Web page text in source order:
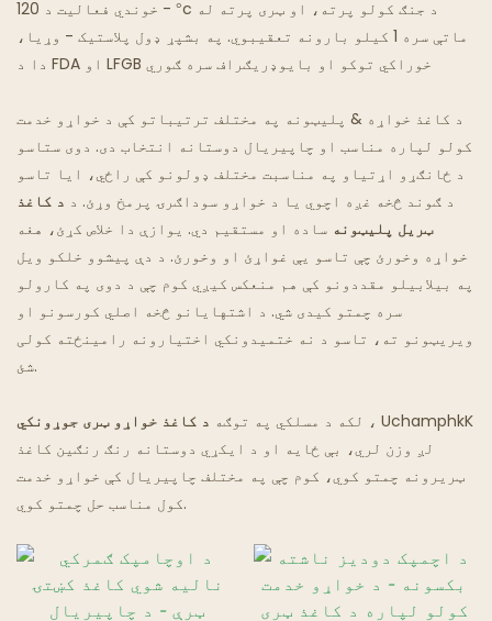
د غوسټ رستورانتونه
- خوندي فعالیت د 120 °c د جنګ کولو پرته، او ټری پرته له
ماتې سره 1 کیلو بارونه تعقیبوي. په بشپړ ډول پلاستيک - وړیا،
د کاغذ خواړه & پلیټونه په مختلف ترتیباتو کې د خواړو خدمت
کولو لپاره مناسب او چاپیریال دوستانه انتخاب دی. دوی ستاسو
د ځانګړو اړتیاو په مناسبت مختلف ډولونو کې راځي، ایا تاسو
د ګوند څخه غږه اچوي یا د خواړو سوداګرۍ پرمخ وړئ. د د کاغذ
ټریل پلیټونه ساده او مستقیم دي. یوازې دا خلاص کړئ، هغه
خواړه وخورئ چې تاسو یې غواړئ او وخورئ. د دې پیشوو خلکو ویل
په بیلابیلو مقددونو کې هم منعکس کیږي کوم چې د دوی په کارولو
سره چمتو کیدی شي. د اشتهایانو څخه اصلي کورسونو او
ویریټونو ته، تاسو د نه ختمیدونکي اختیارونه رامینځته کولی
شئ.
لکه د مسلکي په توګه ، UchamphkK
لږ وزن لري، بې ځایه او د ایکړي دوستانه رنګ رنګین کاغذ
ټریرونه چمتو کوي، کوم چې په مختلف چاپیریال کې خواړو خدمت
کول مناسب حل چمتو کوي.